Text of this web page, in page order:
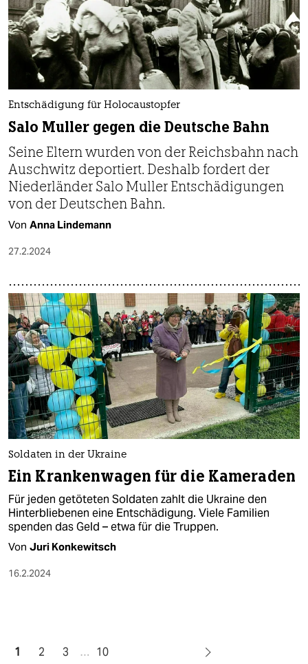
Entschädigung für Holocaustopfer
Salo Muller gegen die Deutsche Bahn
Seine Eltern wurden von der Reichsbahn nach
Auschwitz deportiert. Deshalb fordert der
Niederländer Salo Muller Entschädigungen
von der Deutschen Bahn.
Von Anna Lindemann
27.2.2024
Soldaten in der Ukraine
Ein Krankenwagen für die Kameraden
Für je­den ge­tö­te­ten Soldaten zahlt die Ukraine den
Hinterbliebenen eine Entschädigung. Viele Familien
spenden das Geld – etwa für die Truppen.
Von Juri Konkewitsch
16.2.2024
1 2 3 … 10